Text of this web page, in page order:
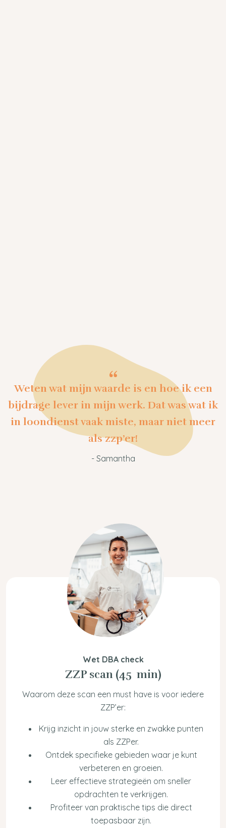
“
Weten wat mijn waarde is en hoe ik een
bijdrage lever in mijn werk. Dat was wat ik
in loondienst vaak miste, maar niet meer
als zzp’er!
- Samantha
Wet DBA check
ZZP scan (45 min)
Waarom deze scan een must have is voor iedere
ZZP’er:
Krijg inzicht in jouw sterke en zwakke punten
als ZZPer.
Ontdek specifieke gebieden waar je kunt
verbeteren en groeien.
Leer effectieve strategieën om sneller
opdrachten te verkrijgen.
Profiteer van praktische tips die direct
toepasbaar zijn.